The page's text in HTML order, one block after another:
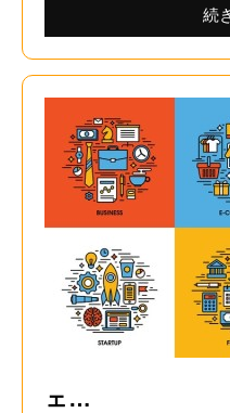
続
ェ…